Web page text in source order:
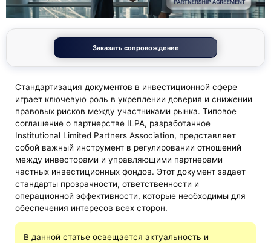
Заказать сопровождение
Стандартизация документов в инвестиционной сфере
играет ключевую роль в укреплении доверия и снижении
правовых рисков между участниками рынка. Типовое
соглашение о партнерстве ILPA, разработанное
Institutional Limited Partners Association, представляет
собой важный инструмент в регулировании отношений
между инвесторами и управляющими партнерами
частных инвестиционных фондов. Этот документ задает
стандарты прозрачности, ответственности и
операционной эффективности, которые необходимы для
обеспечения интересов всех сторон.
В данной статье освещается актуальность и